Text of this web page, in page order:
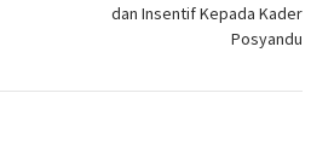
dan Insentif Kepada Kader
Posyandu